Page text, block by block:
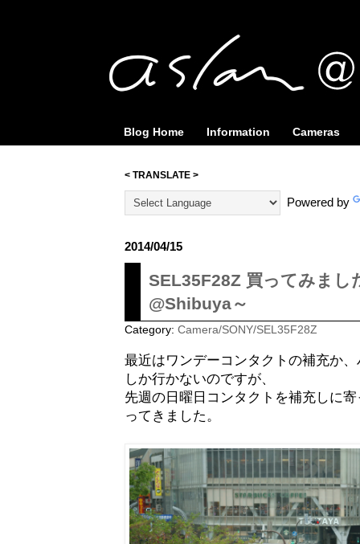
Blog Home Information Cameras
< TRANSLATE >
Powered by
2014/04/15
SEL35F28Z 買ってみまし
@Shibuya～
Category: Camera/SONY/SEL35F28Z
最近はワンデーコンタクトの補充か
しか行かないのですが、
先週の日曜日コンタクトを補充しに
ってきました。